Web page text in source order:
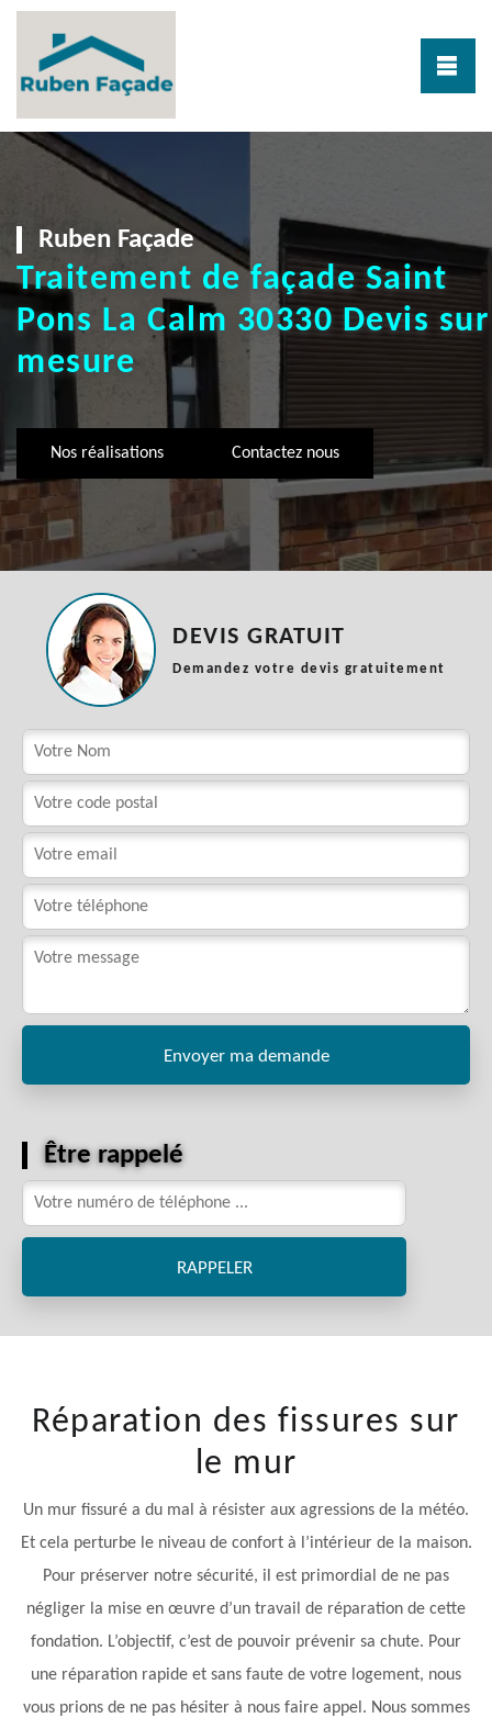
Ruben Façade
Traitement de façade Saint
Pons La Calm 30330 Devis sur
mesure
Nos réalisations Contactez nous
DEVIS GRATUIT
Demandez votre devis gratuitement
Être rappelé
Réparation des fissures sur
le mur
Un mur fissuré a du mal à résister aux agressions de la météo.
Et cela perturbe le niveau de confort à l’intérieur de la maison.
Pour préserver notre sécurité, il est primordial de ne pas
négliger la mise en œuvre d’un travail de réparation de cette
fondation. L’objectif, c’est de pouvoir prévenir sa chute. Pour
une réparation rapide et sans faute de votre logement, nous
vous prions de ne pas hésiter à nous faire appel. Nous sommes